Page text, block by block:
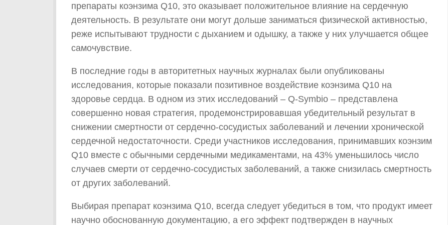
препараты коэнзима Q10, это оказывает положительное влияние на сердечную
деятельность. В результате они могут дольше заниматься физической активностью,
реже испытывают трудности с дыханием и одышку, а также у них улучшается общее
самочувствие.
В последние годы в авторитетных научных журналах были опубликованы
исследования, которые показали позитивное воздействие коэнзима Q10 на
здоровье сердца. В одном из этих исследований – Q-Symbio – представлена
совершенно новая стратегия, продемонстрировавшая убедительный результат в
снижении смертности от сердечно-сосудистых заболеваний и лечении хронической
сердечной недостаточности. Среди участников исследования, принимавших коэнзим
Q10 вместе с обычными сердечными медикаментами, на 43% уменьшилось число
случаев смерти от сердечно-сосудистых заболеваний, а также снизилась смертность
от других заболеваний.
Выбирая препарат коэнзима Q10, всегда следует убедиться в том, что продукт имеет
научно обоснованную документацию, а его эффект подтвержден в научных